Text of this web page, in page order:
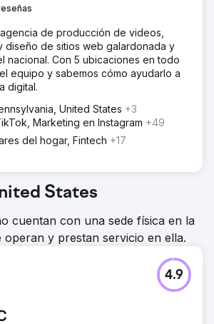
de producción de videos,
diseño de sitios web galardonada y
nacional. Con 5 ubicaciones en todo
equipo y sabemos cómo ayudarlo a
digital.
United States +3
Marketing en Instagram +49
del hogar, Fintech +17
States
cuentan con una sede física en la
y prestan servicio en ella.
4.9